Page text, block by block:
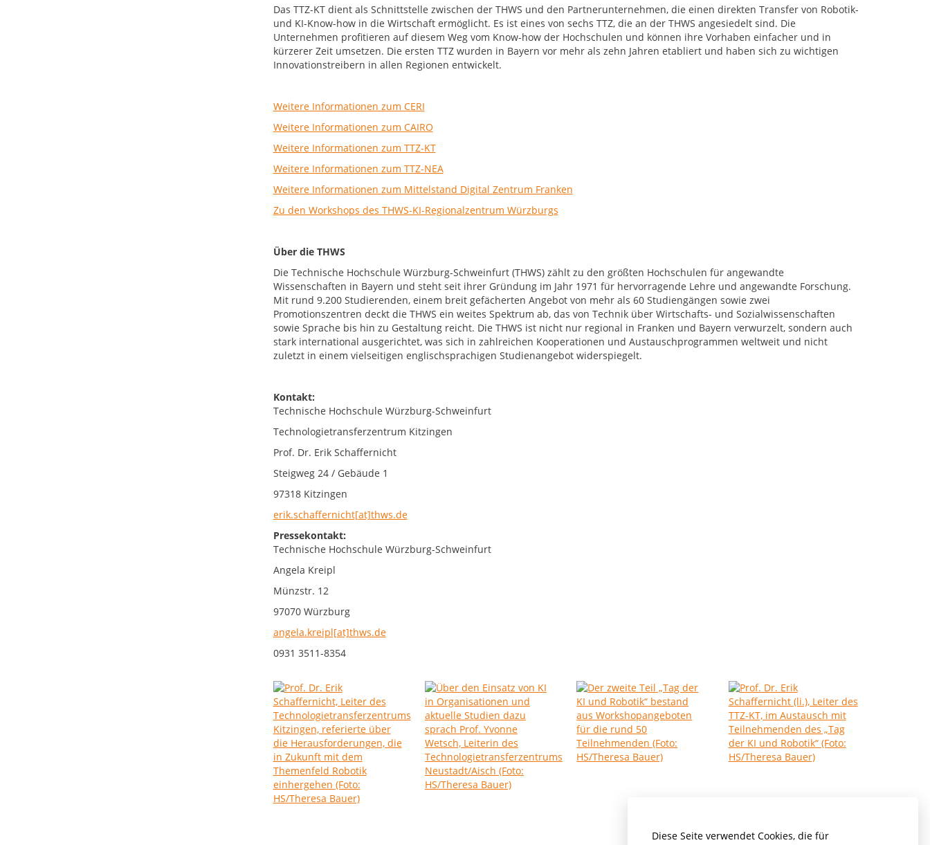
Diese Seite verwendet Cookies, die für
Das TTZ-KT dient als Schnittstelle zwischen der THWS und den Partnerunternehmen, die einen direkten Transfer von Robotik-
und KI-Know-how in die Wirtschaft ermöglicht. Es ist eines von sechs TTZ, die an der THWS angesiedelt sind. Die
Unternehmen profitieren auf diesem Weg vom Know-how der Hochschulen und können ihre Vorhaben einfacher und in
kürzerer Zeit umsetzen. Die ersten TTZ wurden in Bayern vor mehr als zehn Jahren etabliert und haben sich zu wichtigen
Innovationstreibern in allen Regionen entwickelt.
Weitere Informationen zum CERI
Weitere Informationen zum CAIRO
Weitere Informationen zum TTZ-KT
Weitere Informationen zum TTZ-NEA
Weitere Informationen zum Mittelstand Digital Zentrum Franken
Zu den Workshops des THWS-KI-Regionalzentrum Würzburgs
Über die THWS
Die Technische Hochschule Würzburg-Schweinfurt (THWS) zählt zu den größten Hochschulen für angewandte
Wissenschaften in Bayern und steht seit ihrer Gründung im Jahr 1971 für hervorragende Lehre und angewandte Forschung.
Mit rund 9.200 Studierenden, einem breit gefächerten Angebot von mehr als 60 Studiengängen sowie zwei
Promotionszentren deckt die THWS ein weites Spektrum ab, das von Technik über Wirtschafts- und Sozialwissenschaften
sowie Sprache bis hin zu Gestaltung reicht. Die THWS ist nicht nur regional in Franken und Bayern verwurzelt, sondern auch
stark international ausgerichtet, was sich in zahlreichen Kooperationen und Austauschprogrammen weltweit und nicht
zuletzt in einem vielseitigen englischsprachigen Studienangebot widerspiegelt.
Kontakt:
Technische Hochschule Würzburg-Schweinfurt
Technologietransferzentrum Kitzingen
Prof. Dr. Erik Schaffernicht
Steigweg 24 / Gebäude 1
97318 Kitzingen
erik.schaffernicht[at]thws.de
Pressekontakt:
Technische Hochschule Würzburg-Schweinfurt
Angela Kreipl
Münzstr. 12
97070 Würzburg
angela.kreipl[at]thws.de
0931 3511-8354